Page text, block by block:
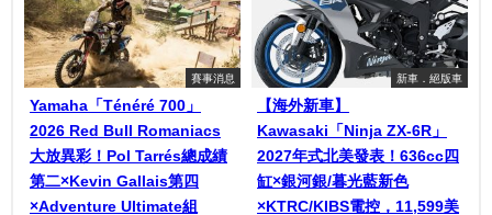
賽事消息
Yamaha「Ténéré 700」
2026 Red Bull Romaniacs
大放異彩！Pol Tarrés總成績
第二×Kevin Gallais第四
×Adventure Ultimate組
新車．絕版車
【海外新車】
Kawasaki「Ninja ZX-6R」
2027年式北美發表！636cc四
缸×銀河銀/暮光藍新色
×KTRC/KIBS電控，11,599美